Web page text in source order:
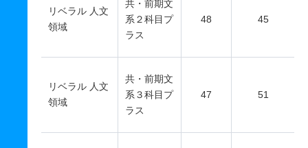
リベラル 人文
領域
共・前期文
系２科目プ
ラス
48 45
リベラル 人文
領域
共・前期文
系３科目プ
ラス
47 51